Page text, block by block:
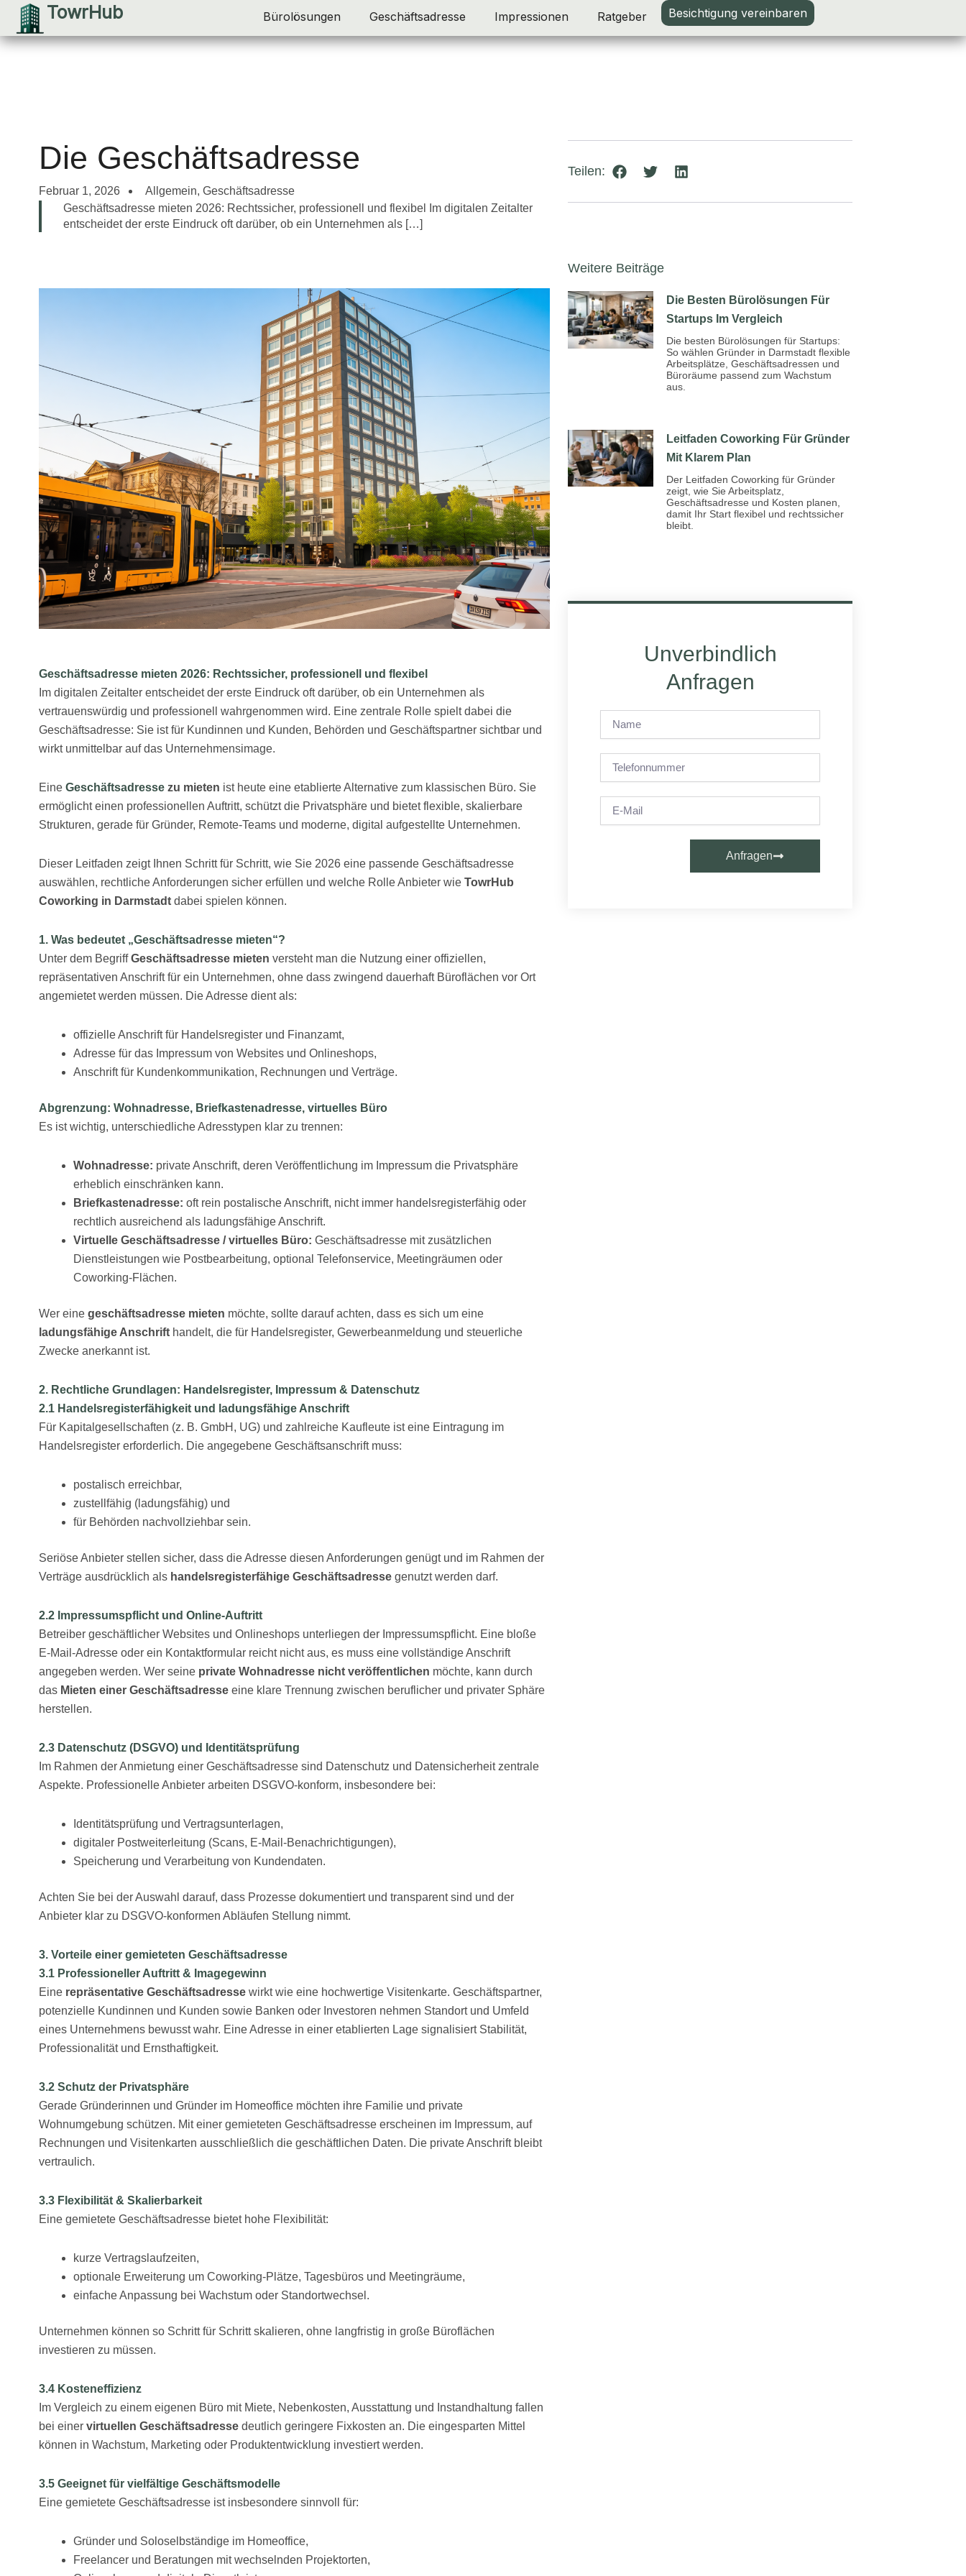
Zum
Inhalt
springen
TowrHub Bürolösungen Geschäftsadresse Impressionen Ratgeber Besichtigung vereinbaren
Die Geschäftsadresse
Februar 1, 2026 Allgemein, Geschäftsadresse
Geschäftsadresse mieten 2026: Rechtssicher, professionell und flexibel Im digitalen Zeitalter
entscheidet der erste Eindruck oft darüber, ob ein Unternehmen als […]
Geschäftsadressemieten 2026: Rechtssicher, professionell und flexibel
Im digitalen Zeitalter entscheidet der erste Eindruck oft darüber, ob ein Unternehmen als
vertrauenswürdig und professionell wahrgenommen wird. Eine zentrale Rolle spielt dabei die
Geschäftsadresse: Sie ist für Kundinnen und Kunden, Behörden und Geschäftspartner sichtbar und
wirkt unmittelbar auf das Unternehmensimage.
Eine Geschäftsadressezu mieten ist heute eine etablierte Alternative zum klassischen Büro. Sie
ermöglicht einen professionellen Auftritt, schützt die Privatsphäre und bietet flexible, skalierbare
Strukturen, gerade für Gründer, Remote-Teams und moderne, digital aufgestellte Unternehmen.
Dieser Leitfaden zeigt Ihnen Schritt für Schritt, wie Sie 2026 eine passende Geschäftsadresse
auswählen, rechtliche Anforderungen sicher erfüllen und welche Rolle Anbieter wie TowrHub
Coworking in Darmstadtdabei spielen können.
1. Was bedeutet „Geschäftsadressemieten“?
Unter dem BegriffGeschäftsadresse mieten versteht man die Nutzung einer offiziellen,
repräsentativen Anschrift für ein Unternehmen, ohne dass zwingend dauerhaft Büroflächen vor Ort
angemietet werden müssen. Die Adresse dient als:
offizielle Anschrift für Handelsregister und Finanzamt,
Adresse für das Impressum von Websites und Onlineshops,
Anschrift für Kundenkommunikation, Rechnungen und Verträge.
Abgrenzung: Wohnadresse, Briefkastenadresse, virtuelles Büro
Es ist wichtig, unterschiedliche Adresstypen klar zu trennen:
Wohnadresse: private Anschrift, deren Veröffentlichung im Impressum die Privatsphäre
erheblich einschränken kann.
Briefkastenadresse: oft rein postalische Anschrift, nicht immer handelsregisterfähig oder
rechtlich ausreichend als ladungsfähige Anschrift.
Virtuelle Geschäftsadresse / virtuelles Büro: Geschäftsadresse mit zusätzlichen
Dienstleistungen wie Postbearbeitung, optional Telefonservice, Meetingräumen oder
Coworking-Flächen.
Wer eine geschäftsadresse mieten möchte, sollte darauf achten, dass es sich um eine
ladungsfähige Anschrifthandelt, die für Handelsregister, Gewerbeanmeldung und steuerliche
Zwecke anerkannt ist.
2. Rechtliche Grundlagen: Handelsregister, Impressum & Datenschutz
2.1 Handelsregisterfähigkeit und ladungsfähige Anschrift
Für Kapitalgesellschaften (z. B. GmbH, UG) und zahlreiche Kaufleute ist eine Eintragung im
Handelsregister erforderlich. Die angegebene Geschäftsanschrift muss:
postalisch erreichbar,
zustellfähig (ladungsfähig) und
für Behörden nachvollziehbar sein.
Seriöse Anbieter stellen sicher, dass die Adresse diesen Anforderungen genügt und im Rahmen der
Verträge ausdrücklich als handelsregisterfähige Geschäftsadressegenutzt werden darf.
2.2 Impressumspflicht und Online-Auftritt
Betreiber geschäftlicher Websites und Onlineshops unterliegen der Impressumspflicht. Eine bloße
E-Mail-Adresse oder ein Kontaktformular reicht nicht aus, es muss eine vollständige Anschrift
angegeben werden. Wer seine private Wohnadresse nicht veröffentlichen möchte, kann durch
das Mieten einer Geschäftsadresseeine klare Trennung zwischen beruflicher und privater Sphäre
herstellen.
2.3 Datenschutz (DSGVO) und Identitätsprüfung
Im Rahmen der Anmietung einer Geschäftsadresse sind Datenschutz und Datensicherheit zentrale
Aspekte. Professionelle Anbieter arbeiten DSGVO-konform, insbesondere bei:
Identitätsprüfung und Vertragsunterlagen,
digitaler Postweiterleitung (Scans, E-Mail-Benachrichtigungen),
Speicherung und Verarbeitung von Kundendaten.
Achten Sie bei der Auswahl darauf, dass Prozesse dokumentiert und transparent sind und der
Anbieter klar zu DSGVO-konformen Abläufen Stellung nimmt.
3. Vorteile einer gemieteten Geschäftsadresse
3.1 Professioneller Auftritt & Imagegewinn
Eine repräsentative Geschäftsadressewirkt wie eine hochwertige Visitenkarte. Geschäftspartner,
potenzielle Kundinnen und Kunden sowie Banken oder Investoren nehmen Standort und Umfeld
eines Unternehmens bewusst wahr. Eine Adresse in einer etablierten Lage signalisiert Stabilität,
Professionalität und Ernsthaftigkeit.
3.2 Schutz der Privatsphäre
Gerade Gründerinnen und Gründer im Homeoffice möchten ihre Familie und private
Wohnumgebung schützen. Mit einer gemieteten Geschäftsadresse erscheinen im Impressum, auf
Rechnungen und Visitenkarten ausschließlich die geschäftlichen Daten. Die private Anschrift bleibt
vertraulich.
3.3 Flexibilität & Skalierbarkeit
Eine gemietete Geschäftsadresse bietet hohe Flexibilität:
kurze Vertragslaufzeiten,
optionale Erweiterung um Coworking-Plätze, Tagesbüros und Meetingräume,
einfache Anpassung bei Wachstum oder Standortwechsel.
Unternehmen können so Schritt für Schritt skalieren, ohne langfristig in große Büroflächen
investieren zu müssen.
3.4 Kosteneffizienz
Im Vergleich zu einem eigenen Büro mit Miete, Nebenkosten, Ausstattung und Instandhaltung fallen
bei einer virtuellen Geschäftsadressedeutlich geringere Fixkosten an. Die eingesparten Mittel
können in Wachstum, Marketing oder Produktentwicklung investiert werden.
3.5 Geeignet für vielfältige Geschäftsmodelle
Eine gemietete Geschäftsadresse ist insbesondere sinnvoll für:
Gründer und Soloselbständige im Homeoffice,
Freelancer und Beratungen mit wechselnden Projektorten,
Teilen:
Weitere Beiträge
Die Besten Bürolösungen Für
Startups Im Vergleich
Die besten Bürolösungen für Startups:
So wählen Gründer in Darmstadt flexible
Arbeitsplätze, Geschäftsadressen und
Büroräume passend zum Wachstum
aus.
Leitfaden Coworking Für Gründer
Mit Klarem Plan
Der Leitfaden Coworking für Gründer
zeigt, wie Sie Arbeitsplatz,
Geschäftsadresse und Kosten planen,
damit Ihr Start flexibel und rechtssicher
bleibt.
Unverbindlich
Anfragen
Anfragen